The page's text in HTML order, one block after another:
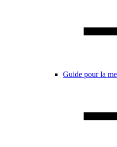
Guide pour la